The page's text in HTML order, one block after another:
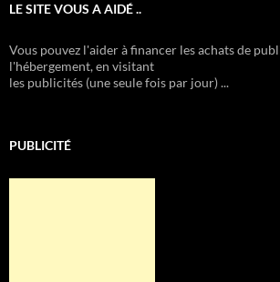
LE SITE VOUS A AIDÉ ..
Vous pouvez l'aider à financer les achats de
l'hébergement, en visitant
les publicités (une seule fois par jour) ...
PUBLICITÉ